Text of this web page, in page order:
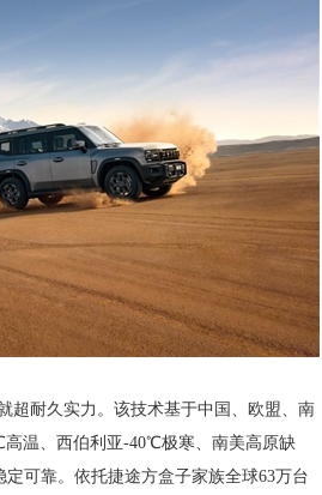
超耐久实力。该技术基于中国、欧盟、南
温、西伯利亚-40℃极寒、南美高原缺
可靠。依托捷途方盒子家族全球63万台